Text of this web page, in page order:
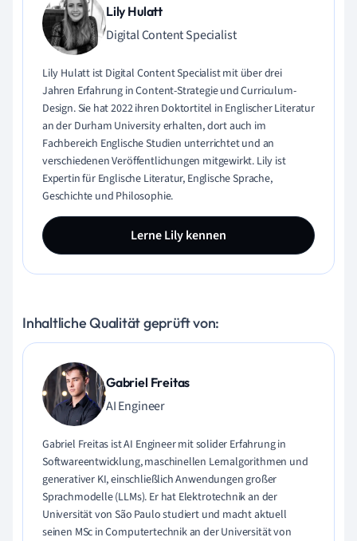
Lily Hulatt
Digital Content Specialist
Lily Hulatt ist Digital Content Specialist mit über drei
Jahren Erfahrung in Content-Strategie und Curriculum-
Design. Sie hat 2022 ihren Doktortitel in Englischer Literatur
an der Durham University erhalten, dort auch im
Fachbereich Englische Studien unterrichtet und an
verschiedenen Veröffentlichungen mitgewirkt. Lily ist
Expertin für Englische Literatur, Englische Sprache,
Geschichte und Philosophie.
Lerne Lily kennen
Inhaltliche Qualität geprüft von:
Gabriel Freitas
AI Engineer
Gabriel Freitas ist AI Engineer mit solider Erfahrung in
Softwareentwicklung, maschinellen Lernalgorithmen und
generativer KI, einschließlich Anwendungen großer
Sprachmodelle (LLMs). Er hat Elektrotechnik an der
Universität von São Paulo studiert und macht aktuell
seinen MSc in Computertechnik an der Universität von